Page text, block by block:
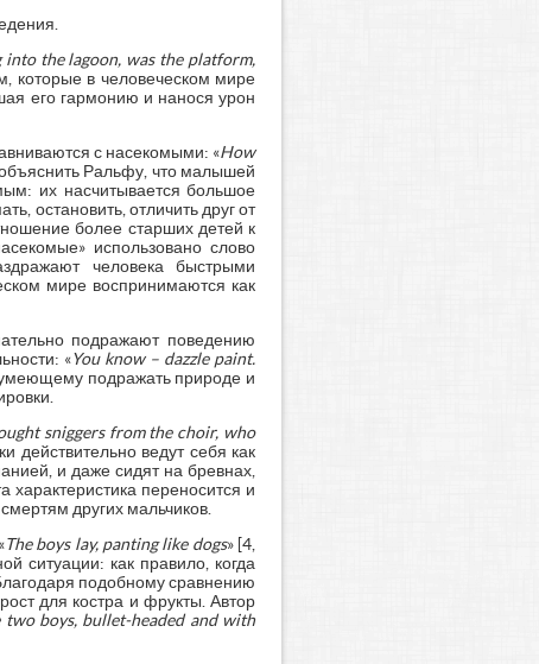
the lagoon, was the platform,
которые в человеческом мире
его гармонию и нанося урон
с насекомыми: «How
Ральфу, что малышей
их насчитывается большое
остановить, отличить друг от
более старших детей к
использовано слово
человека быстрыми
мире воспринимаются как
подражают поведению
«You know – dazzle paint.
подражать природе и
sniggers from the choir, who
действительно ведут себя как
и даже сидят на бревнах,
переносится и
других мальчиков.
The boys lay, panting like dogs» [4,
ситуации: как правило, когда
подобному сравнению
для костра и фрукты. Автор
two boys, bullet-headed and with